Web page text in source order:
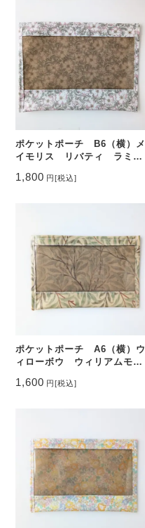
ポケットポーチ B6（横）メ
イモリス リバティ ラミネ
1,800 円[税込]
ポケットポーチ A6（横）ウ
ィローボウ ウィリアムモリ
1,600 円 [税込]